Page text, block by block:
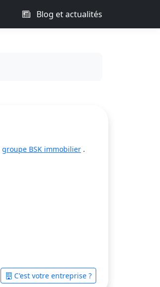
Blog et actualités
groupe BSK immobilier .
C'est votre entreprise ?